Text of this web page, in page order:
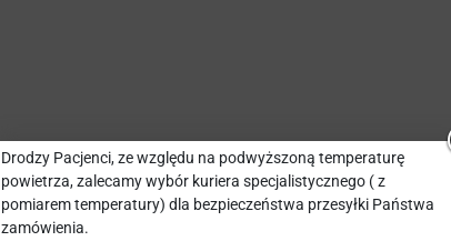
Drodzy Pacjenci, ze względu na podwyższoną temperaturę
powietrza, zalecamy wybór kuriera specjalistycznego ( z
pomiarem temperatury) dla bezpieczeństwa przesyłki Państwa
zamówienia.